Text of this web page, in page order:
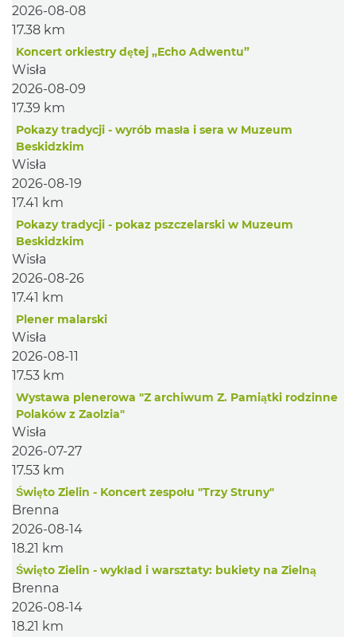
2026-08-08
17.38 km
Koncert orkiestry dętej „Echo Adwentu”
Wisła
2026-08-09
17.39 km
Pokazy tradycji - wyrób masła i sera w Muzeum
Beskidzkim
Wisła
2026-08-19
17.41 km
Pokazy tradycji - pokaz pszczelarski w Muzeum
Beskidzkim
Wisła
2026-08-26
17.41 km
Plener malarski
Wisła
2026-08-11
17.53 km
Wystawa plenerowa "Z archiwum Z. Pamiątki rodzinne
Polaków z Zaolzia"
Wisła
2026-07-27
17.53 km
Święto Zielin - Koncert zespołu "Trzy Struny"
Brenna
2026-08-14
18.21 km
Święto Zielin - wykład i warsztaty: bukiety na Zielną
Brenna
2026-08-14
18.21 km